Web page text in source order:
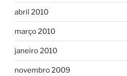
abril 2010
março 2010
janeiro 2010
novembro 2009